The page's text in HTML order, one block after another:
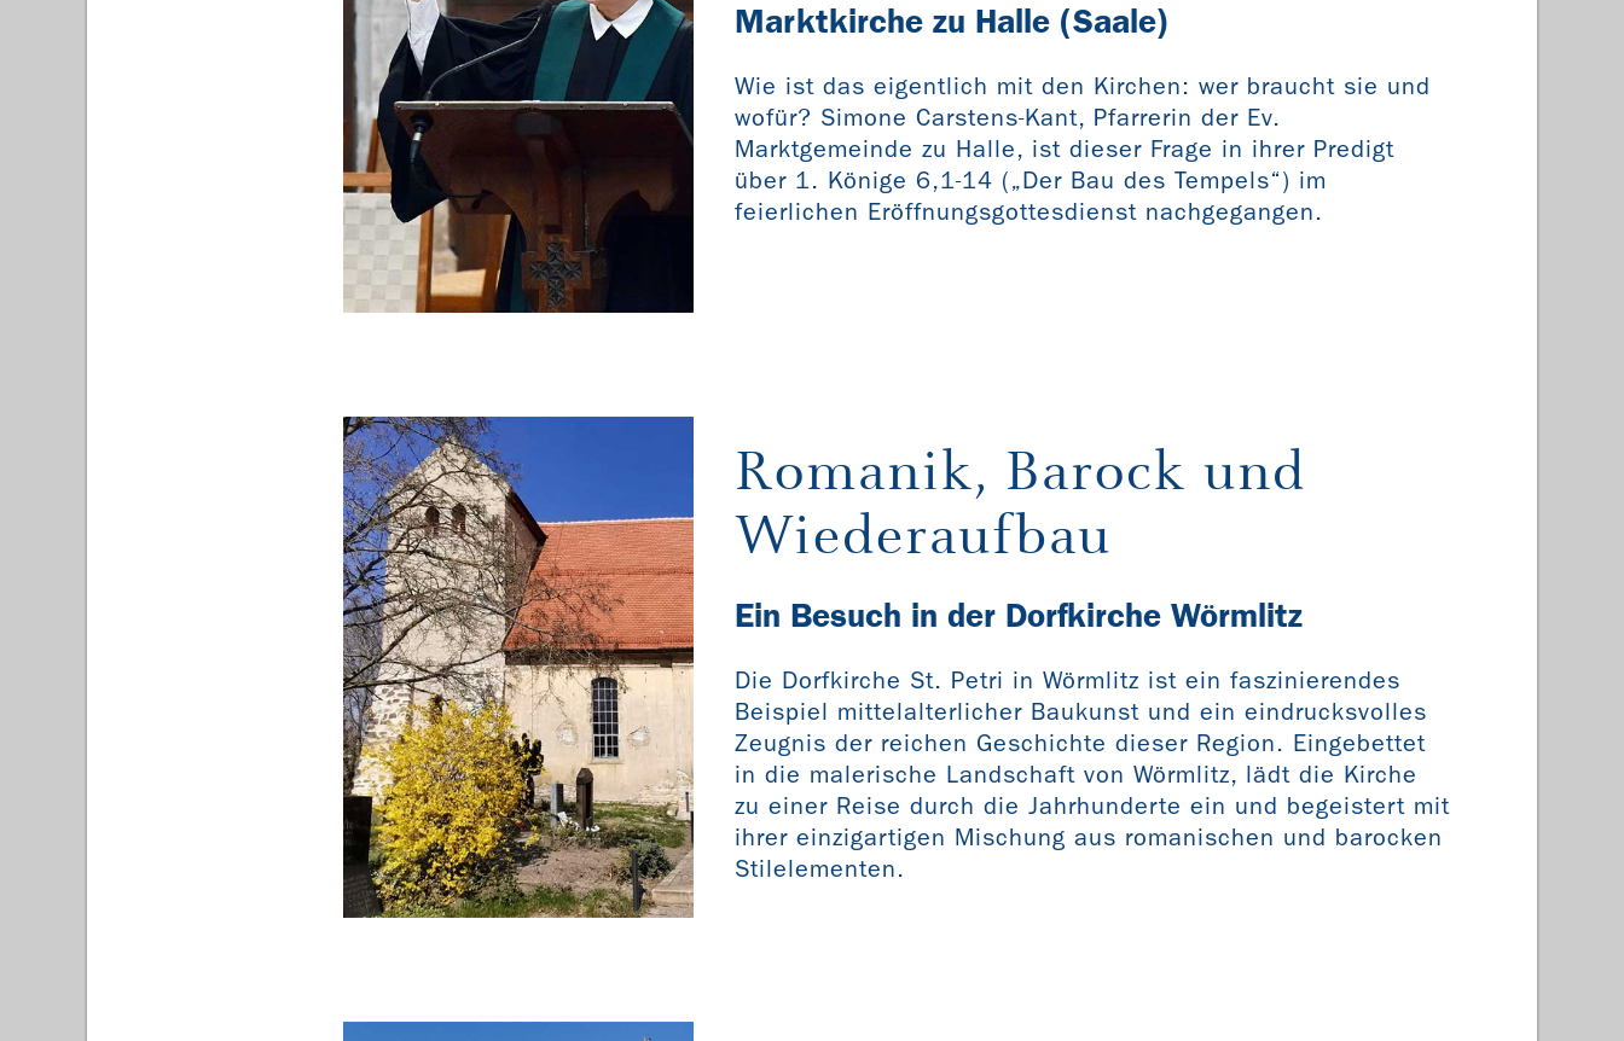
Marktkirche zu Halle (Saale)
Wie ist das eigentlich mit den Kirchen: wer braucht sie und
wofür? Simone Carstens-Kant, Pfarrerin der Ev.
Marktgemeinde zu Halle, ist dieser Frage in ihrer Predigt
über 1. Könige 6,1-14 („Der Bau des Tempels“) im
feierlichen Eröffnungsgottesdienst nachgegangen.
Romanik, Barock und
Wiederaufbau
Ein Besuch in der Dorfkirche Wörmlitz
Die Dorfkirche St. Petri in Wörmlitz ist ein faszinierendes
Beispiel mittelalterlicher Baukunst und ein eindrucksvolles
Zeugnis der reichen Geschichte dieser Region. Eingebettet
in die malerische Landschaft von Wörmlitz, lädt die Kirche
zu einer Reise durch die Jahrhunderte ein und begeistert mit
ihrer einzigartigen Mischung aus romanischen und barocken
Stilelementen.